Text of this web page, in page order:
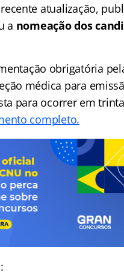
atualização,
a nomeação dos
obrigatória
médica para
para ocorrer em
completo.